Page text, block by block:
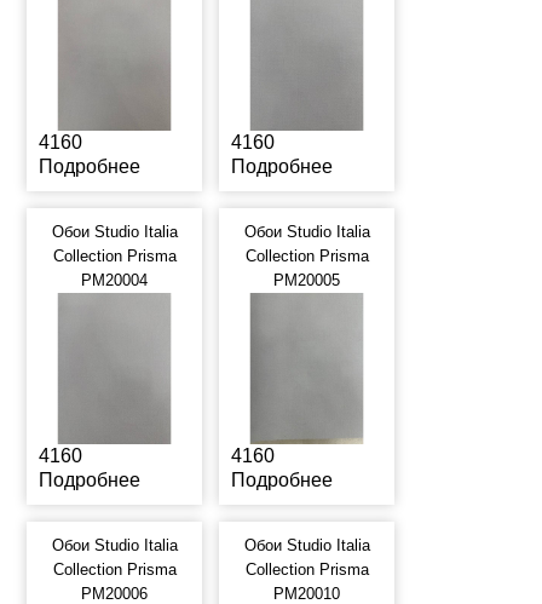
4160
Подробнее
4160
Подробнее
Обои Studio Italia
Collection Prisma
PM20004
4160
Подробнее
Обои Studio Italia
Collection Prisma
PM20005
4160
Подробнее
Обои Studio Italia
Collection Prisma
PM20006
Обои Studio Italia
Collection Prisma
PM20010